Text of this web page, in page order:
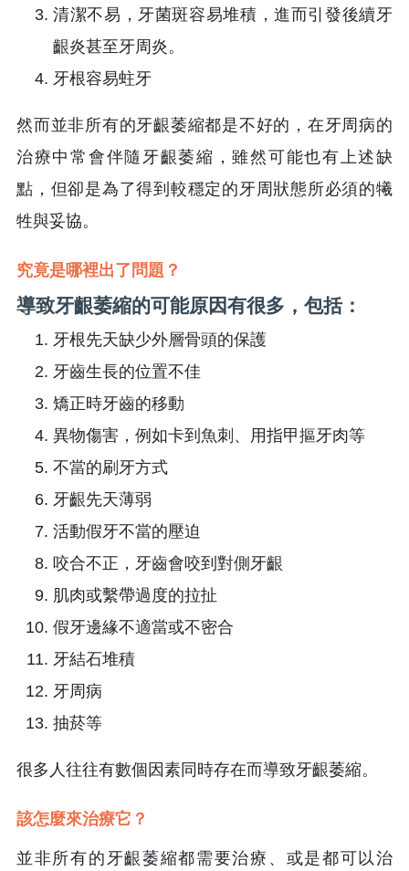
清潔不易，牙菌斑容易堆積，進而引發後續牙
齦炎甚至牙周炎。
牙根容易蛀牙
然而並非所有的牙齦萎縮都是不好的，在牙周病的
治療中常會伴隨牙齦萎縮，雖然可能也有上述缺
點，但卻是為了得到較穩定的牙周狀態所必須的犧
牲與妥協。
究竟是哪裡出了問題？
導致牙齦萎縮的可能原因有很多，包括：
牙根先天缺少外層骨頭的保護
牙齒生長的位置不佳
矯正時牙齒的移動
異物傷害，例如卡到魚刺、用指甲摳牙肉等
不當的刷牙方式
牙齦先天薄弱
活動假牙不當的壓迫
咬合不正，牙齒會咬到對側牙齦
肌肉或繫帶過度的拉扯
假牙邊緣不適當或不密合
牙結石堆積
牙周病
抽菸等
很多人往往有數個因素同時存在而導致牙齦萎縮。
該怎麼來治療它？
並非所有的牙齦萎縮都需要治療、或是都可以治